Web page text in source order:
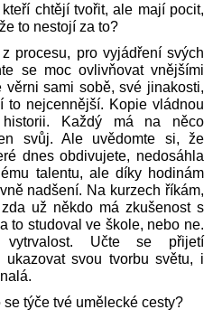
chtějí tvořit, ale mají pocit,
to nestojí za to?
procesu, pro vyjádření svých
se moc ovlivňovat vnějšími
sami sobě, své jinakosti,
to nejcennější. Kopie vládnou
Každý má na něco
svůj. Ale uvědomte si, že
dnes obdivujete, nedosáhla
talentu, ale díky hodinám
nadšení. Na kurzech říkám,
už někdo má zkušenost s
to studoval ve škole, nebo ne.
Učte se přijetí
svou tvorbu světu, i
týče tvé umělecké cesty?